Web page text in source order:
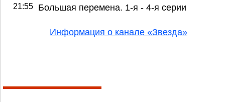
21:55 Большая перемена. 1-я - 4-я серии
Информация о канале «Звезда»